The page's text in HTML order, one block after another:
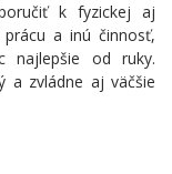
k fyzickej aj
a inú činnosť,
najlepšie od ruky.
a zvládne aj väčšie